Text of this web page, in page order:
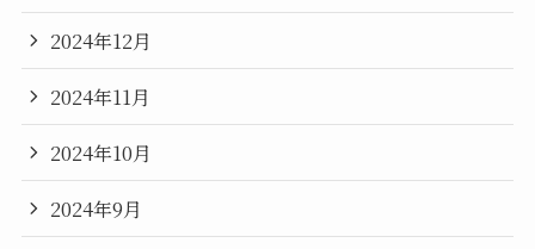
2024年12月
2024年11月
2024年10月
2024年9月